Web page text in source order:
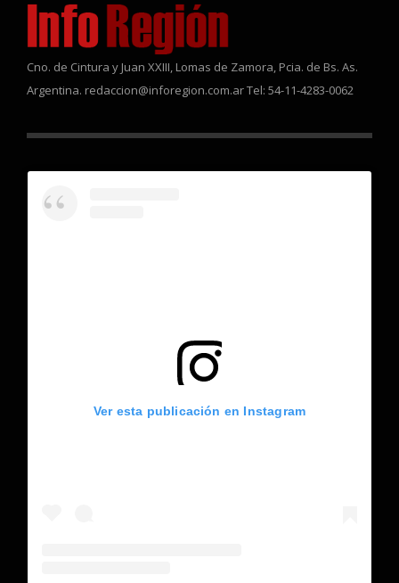
Cno. de Cintura y Juan XXIII, Lomas de Zamora, Pcia. de Bs. As.
Argentina. redaccion@inforegion.com.ar Tel: 54-11-4283-0062
Ver esta publicación en Instagram